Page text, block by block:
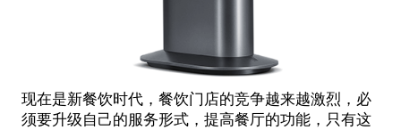
现在是新餐饮时代，餐饮门店的竞争越来越激烈，必
须要升级自己的服务形式，提高餐厅的功能，只有这